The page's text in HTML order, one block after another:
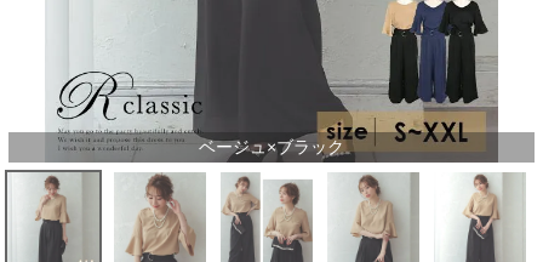
ベージュ×ブラック